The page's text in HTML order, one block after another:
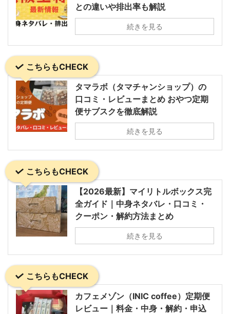
との違いや排出率も解説
続きを見る
こちらもCHECK
タマラボ（タマチャンショップ）の
口コミ・レビューまとめ おやつ定期
便サブスクを徹底解説
続きを見る
こちらもCHECK
【2026最新】マイリトルボックス完
全ガイド｜中身ネタバレ・口コミ・
クーポン・解約方法まとめ
続きを見る
こちらもCHECK
カフェメゾン（INIC coffee）定期便
レビュー｜料金・中身・解約・申込